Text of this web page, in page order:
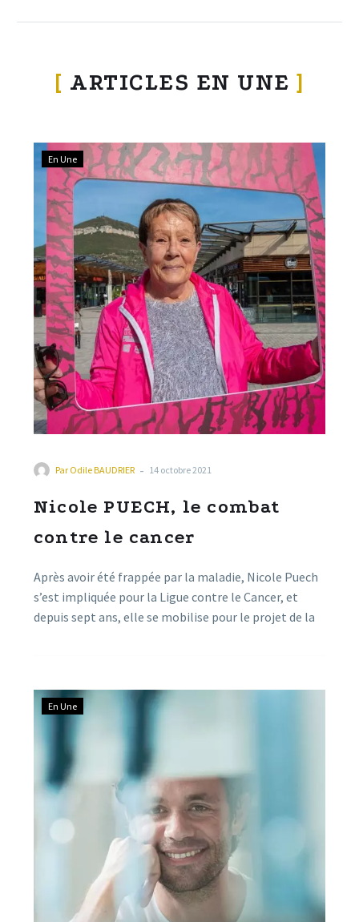
[ ARTICLES EN UNE ]
En Une
Par Odile BAUDRIER - 14 octobre 2021
Nicole PUECH, le combat
contre le cancer
Après avoir été frappée par la maladie, Nicole Puech
s’est impliquée pour la Ligue contre le Cancer, et
depuis sept ans, elle se mobilise pour le projet de la
activement pour la 7ème année.
En Une